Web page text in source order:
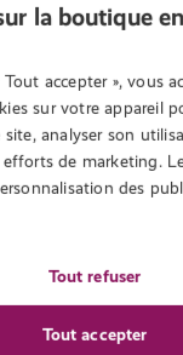
€69.99 € 49.99
et elle fait de chaque
qui fait toujours
pas. Quoi
la boutique
Tout accepter », vous
sur votre appareil
analyser son
de marketing.
des
Tout refuser
Tout accepter